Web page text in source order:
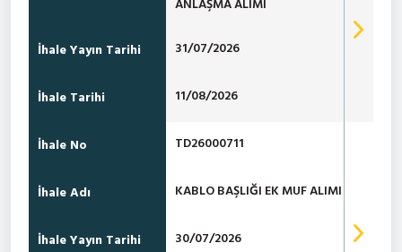
ANLAŞMA ALIMI
İhale Yayın Tarihi 31/07/2026
İhale Tarihi 11/08/2026
İhale No TD26000711
İhale Adı KABLO BAŞLIĞI EK MUF ALIMI
İhale Yayın Tarihi 30/07/2026